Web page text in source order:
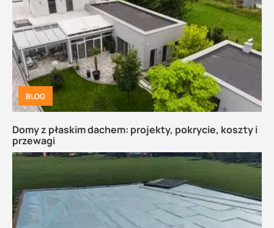
BLOG
Domy z płaskim dachem: projekty, pokrycie, koszty i
przewagi